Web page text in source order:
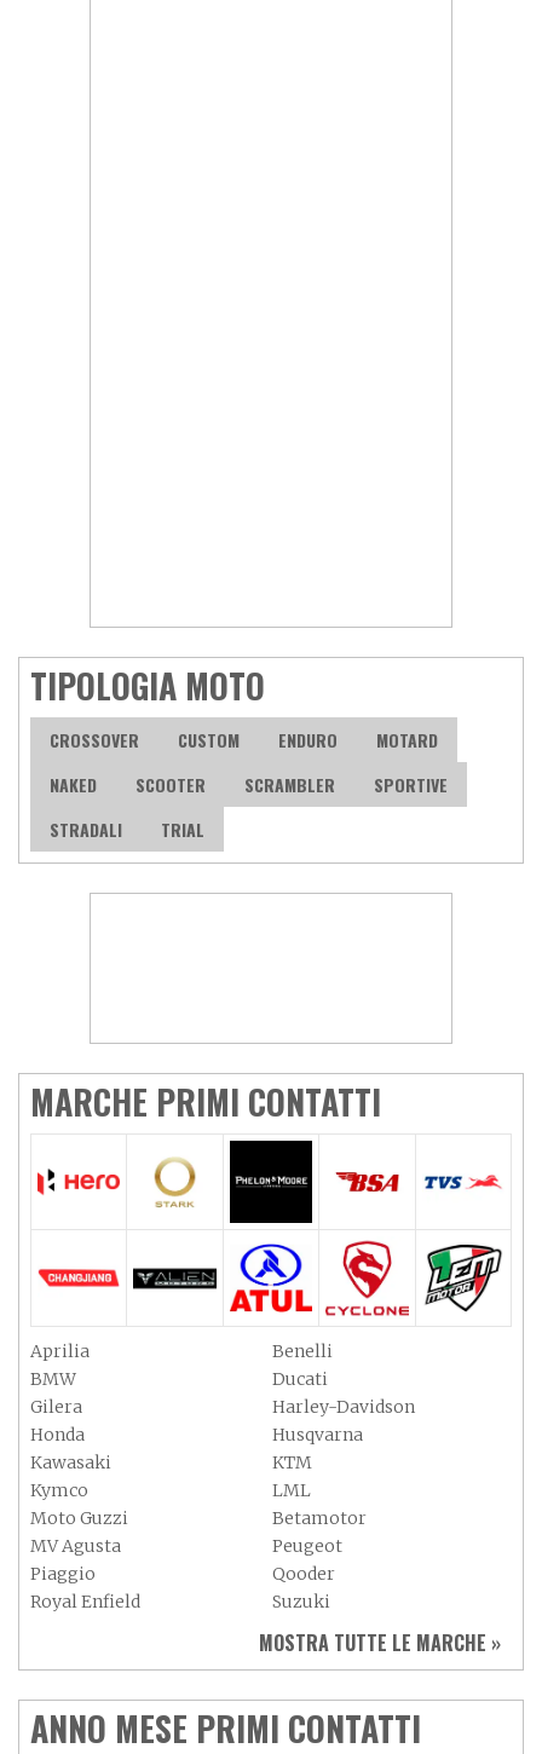
TIPOLOGIA MOTO
CROSSOVER CUSTOM ENDURO
MOTARD
NAKED
SCOOTER SCRAMBLER
SPORTIVE
STRADALI
TRIAL
MARCHE PRIMI CONTATTI
Aprilia
Benelli
BMW
Ducati
Gilera
Harley-Davidson
Honda
Husqvarna
Kawasaki
KTM
Kymco
LML
Moto Guzzi
Betamotor
MV Agusta
Peugeot
Piaggio
Qooder
Royal Enfield
Suzuki
Triumph
Yamaha
Aeon
Aspes
Axy
Baotian
MOSTRA TUTTE LE MARCHE »
ANNO MESE PRIMI CONTATTI